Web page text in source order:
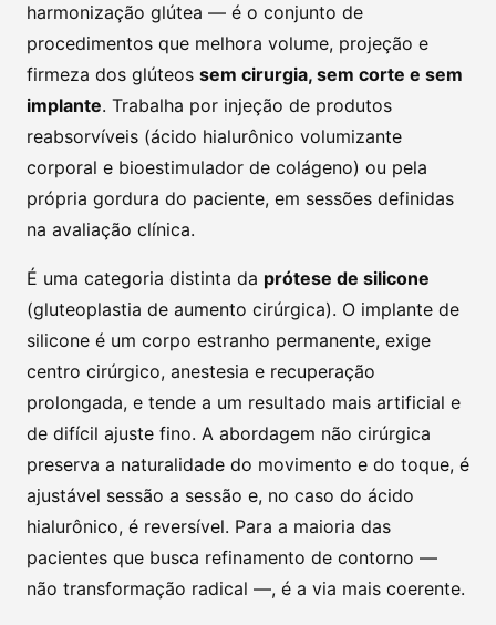
harmonização glútea — é o conjunto de
procedimentos que melhora volume, projeção e
firmeza dos glúteos sem cirurgia, sem corte e sem
implante. Trabalha por injeção de produtos
reabsorvíveis (ácido hialurônico volumizante
corporal e bioestimulador de colágeno) ou pela
própria gordura do paciente, em sessões definidas
na avaliação clínica.
É uma categoria distinta da prótese de silicone
(gluteoplastia de aumento cirúrgica). O implante de
silicone é um corpo estranho permanente, exige
centro cirúrgico, anestesia e recuperação
prolongada, e tende a um resultado mais artificial e
de difícil ajuste fino. A abordagem não cirúrgica
preserva a naturalidade do movimento e do toque, é
ajustável sessão a sessão e, no caso do ácido
hialurônico, é reversível. Para a maioria das
pacientes que busca refinamento de contorno —
não transformação radical —, é a via mais coerente.